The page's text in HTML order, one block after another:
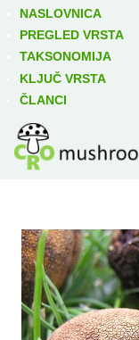
NASLOVNICA
PREGLED VRSTA
TAKSONOMIJA
KLJUČ VRSTA
ČLANCI
Izravno